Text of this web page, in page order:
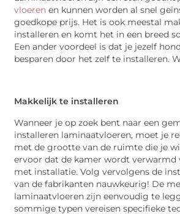
vloeren en kunnen worden al snel
goedkope prijs. Het is ook meestal
installeren en komt het in een breed
Een ander voordeel is dat je jezelf
besparen door het zelf te installeren.
Makkelijk te installeren
Wanneer je op zoek bent naar een
installeren laminaatvloeren, moet je
met de grootte van de ruimte die je
ervoor dat de kamer wordt verwarmd
met installatie. Volg vervolgens de
van de fabrikanten nauwkeurig! De
laminaatvloeren zijn eenvoudig te
sommige typen vereisen specifieke